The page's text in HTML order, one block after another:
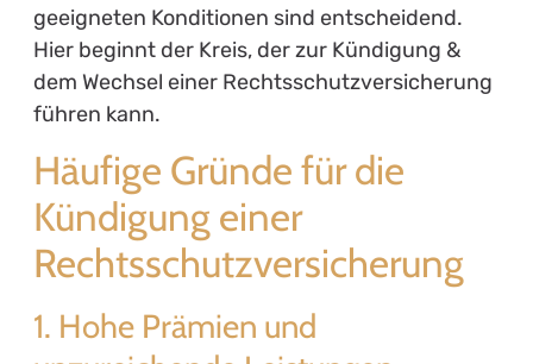
geeigneten Konditionen sind entscheidend.
Hier beginnt der Kreis, der zur Kündigung &
dem Wechsel einer Rechtsschutzversicherung
führen kann.
Häufige Gründe für die
Kündigung einer
Rechtsschutzversicherung
1. Hohe Prämien und